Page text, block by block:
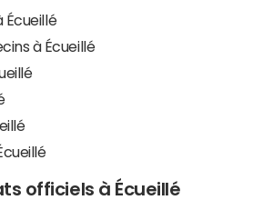
Écueillé
à Écueillé
officiels à Écueillé